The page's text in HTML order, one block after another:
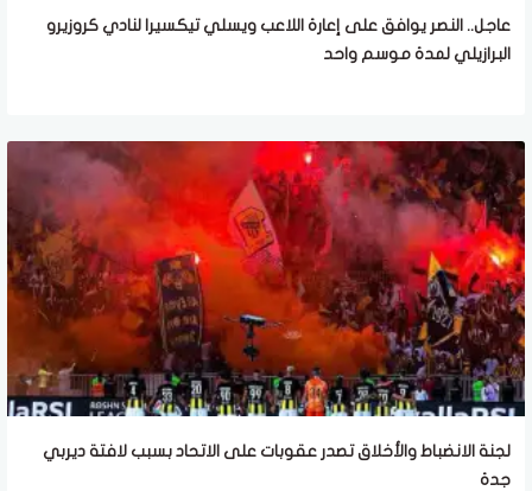
عاجل.. النصر يوافق على إعارة اللاعب ويسلي تيكسيرا لنادي كروزيرو
البرازيلي لمدة موسم واحد
لجنة الانضباط والأخلاق تصدر عقوبات على الاتحاد بسبب لافتة ديربي
جدة